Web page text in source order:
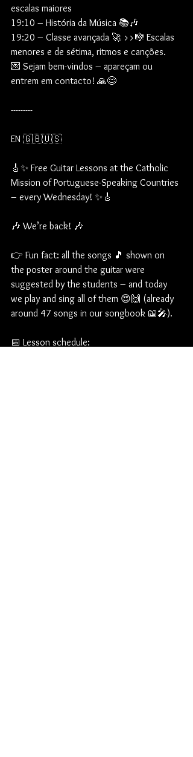
escalas maiores
19:10 – História da Música 📚🎶
19:20 – Classe avançada 🚀 >>🎼 Escalas
menores e de sétima, ritmos e canções.
💌 Sejam bem-vindos – apareçam ou
entrem em contacto! 🙏😊
---------
EN 🇬🇧🇺🇸
🎸✨ Free Guitar Lessons at the Catholic
Mission of Portuguese-Speaking Countries
– every Wednesday! ✨🎸
🎶 We’re back! 🎶
👉 Fun fact: all the songs 🎵 shown on
the poster around the guitar were
suggested by the students – and today
we play and sing all of them 😍🙌 (already
around 47 songs in our songbook 📖🎤).
📅 Lesson schedule: